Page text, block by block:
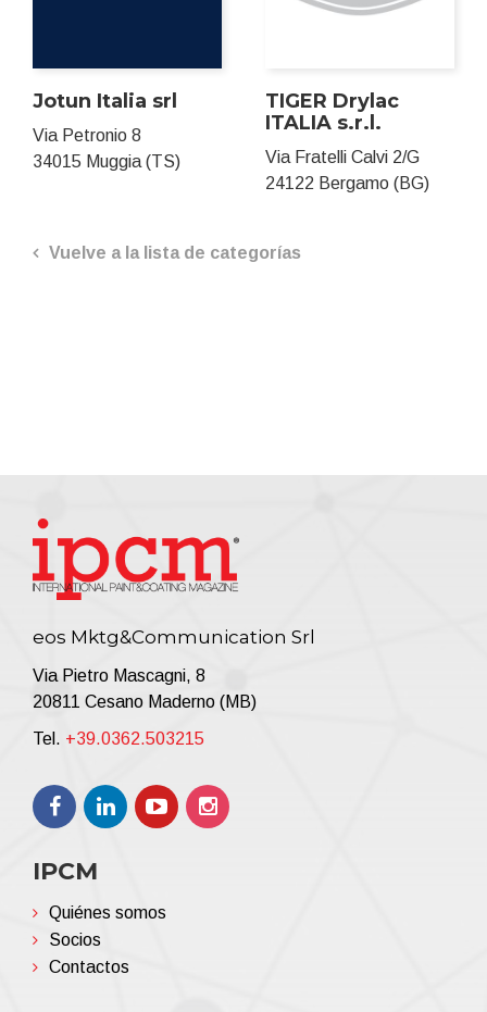
Jotun Italia srl
Via Petronio 8
34015 Muggia (TS)
TIGER Drylac
ITALIA s.r.l.
Via Fratelli Calvi 2/G
24122 Bergamo (BG)
Vuelve a la lista de categorías
eos Mktg&Communication Srl
Via Pietro Mascagni, 8
20811 Cesano Maderno (MB)
Tel. +39.0362.503215
IPCM
Quiénes somos
Socios
Contactos